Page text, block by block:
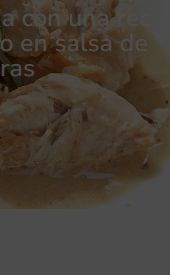
con una receta
en salsa de